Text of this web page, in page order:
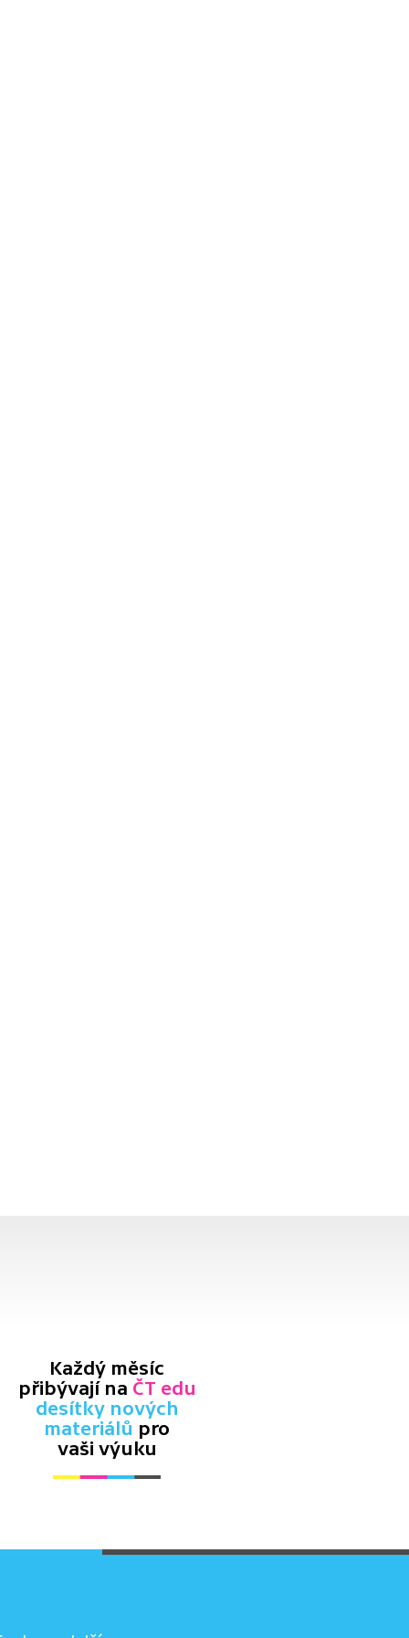
Každý měsíc
přibývají na ČT edu
desítky nových
materiálů pro
vaši výuku